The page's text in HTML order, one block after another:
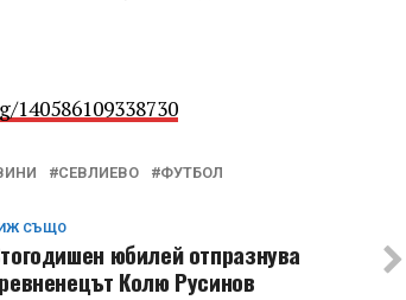
СЕВЛИЕВО ФУТБОЛ
СЪЩО
юбилей отпразнува
Колю Русинов